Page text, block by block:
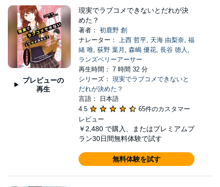
プレビューの
再生
現実でラブコメできないとだれが決
めた？
著者： 初鹿野 創
ナレーター： 上西 哲平, 天海 由梨奈, 福
緒 唯, 荻野 葉月 , 森嶋 優花, 長谷 徳人 ,
ランズベリーアーサー
再生時間： 7 時間 32 分
シリーズ： 現実でラブコメできないと
だれが決めた？
言語： 日本語
4.5
65件のカスタマー
レビュー
￥2,480 で購入、またはプレミアムプ
ラン30日間無料体験で試す
無料体験を試す